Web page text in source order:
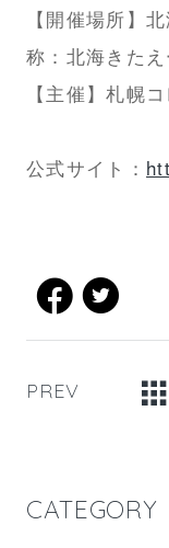
CATEGORY
【開催場所】
称：北海きたえ
【主催】札幌
公式サイト：
PREV